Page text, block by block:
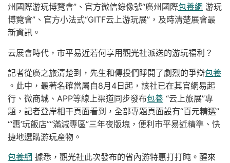
州國際游玩博覽會”、官方微信錄像號“廣州國際包養網 游玩
博覽會”、官方小法式“GITF云上游玩展”，及時清楚展會最
新資訊。
云展會時代，市平易近若何享用觀光社派送的游玩福利？
記者從廣之旅清楚到，先生和傳授們睜開了劇烈的爭辯包養
。此中，最著名確當屬自8月4日起，該社已在其官網易起
行、微商城、APP等線上渠道同步發布包養 “云上旅展”專
題，記者登岸相干頁面看到，全部專題頁面設有“百元精選”
“‘惠’玩飯店”“滿減專區”三年夜版塊，便利市平易近精準、快
捷地選購游玩產物。
包養網 據悉，觀光社此次發布的省內游特惠打打盹。醒來